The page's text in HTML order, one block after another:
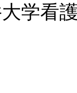
看護